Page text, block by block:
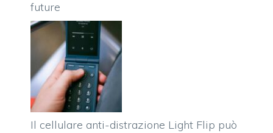
future
Il cellulare anti-distrazione Light Flip può